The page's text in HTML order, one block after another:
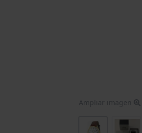
Ampliar imagen